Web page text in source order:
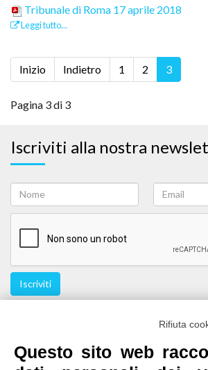
Tribunale di Roma 17 aprile 2018
Leggi tutto...
Inizio Indietro 1 2 3
Pagina 3 di 3
Iscriviti alla nostra
Iscriviti
Rifiuta
Questo sito web